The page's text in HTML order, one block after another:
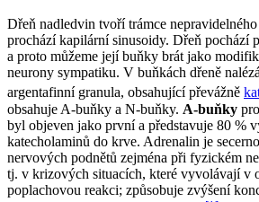
Dřeň nadledvin tvoří trámce
prochází kapilární sinusoidy. Dřeň pochází
a proto můžeme její buňky brát jako
neurony sympatiku. V buňkách dřeně
argentafinní granula, obsahující převážně
obsahuje A-buňky a N-buňky. A-buňky
byl objeven jako první a představuje 80 %
katecholaminů do krve. Adrenalin je
nervových podnětů zejména při fyzickém
tj. v krizových situacích, které vyvolávají v
poplachovou reakci; způsobuje zvýšení